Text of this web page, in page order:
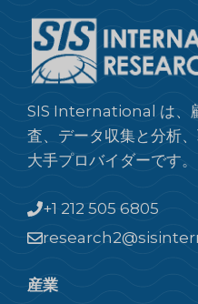
SIS International は、
査、データ収集と分析
大手プロバイダーです。
+1 212 505 6805
産業